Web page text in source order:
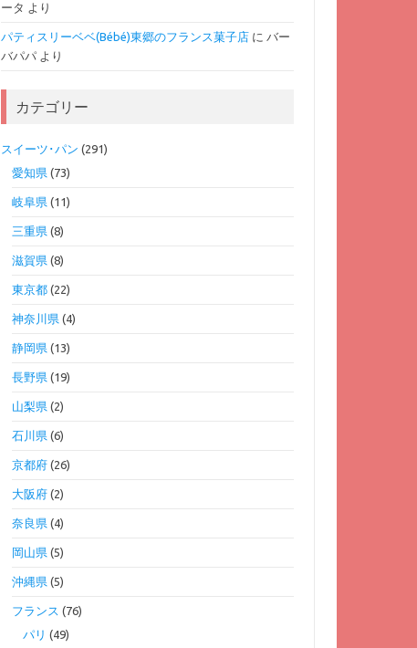
ータ より
パティスリーベベ(Bébé)東郷のフランス菓子店に バー
バパパより
カテゴリー
スイーツ･パン (291)
愛知県(73)
岐阜県(11)
三重県(8)
滋賀県(8)
東京都(22)
神奈川県(4)
静岡県(13)
長野県(19)
山梨県(2)
石川県(6)
京都府(26)
大阪府(2)
奈良県(4)
岡山県(5)
沖縄県(5)
フランス (76)
パリ (49)